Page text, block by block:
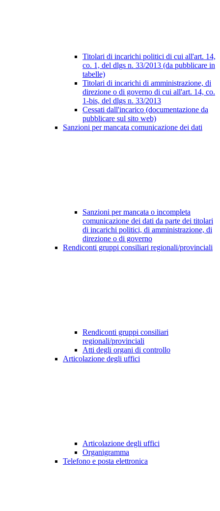
Titolari di incarichi politici di cui all'art. 14,
co. 1, del dlgs n. 33/2013 (da pubblicare in
tabelle)
Titolari di incarichi di amministrazione, di
direzione o di governo di cui all'art. 14, co.
1-bis, del dlgs n. 33/2013
Cessati dall'incarico (documentazione da
pubblicare sul sito web)
Sanzioni per mancata comunicazione dei dati
Sanzioni per mancata o incompleta
comunicazione dei dati da parte dei titolari
di incarichi politici, di amministrazione, di
direzione o di governo
Rendiconti gruppi consiliari regionali/provinciali
Rendiconti gruppi consiliari
regionali/provinciali
Atti degli organi di controllo
Articolazione degli uffici
Articolazione degli uffici
Organigramma
Telefono e posta elettronica